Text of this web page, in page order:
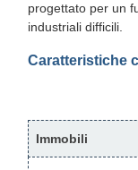
progettato per un
industriali difficili.
Caratteristiche
Immobili